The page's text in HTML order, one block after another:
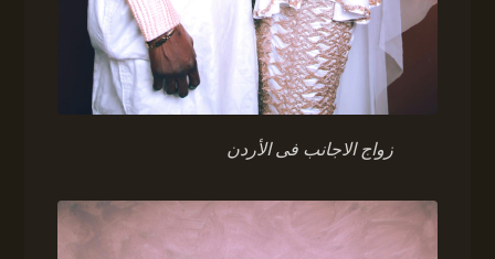
زواج الاجانب فى الأردن